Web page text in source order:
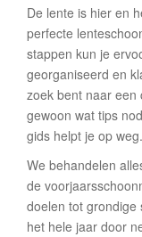
De lente is hier en
perfecte
stappen kun je
georganiseerd en
zoek bent naar een
gewoon wat tips
gids helpt je op weg.
We behandelen
de
doelen tot grondige
het hele jaar door